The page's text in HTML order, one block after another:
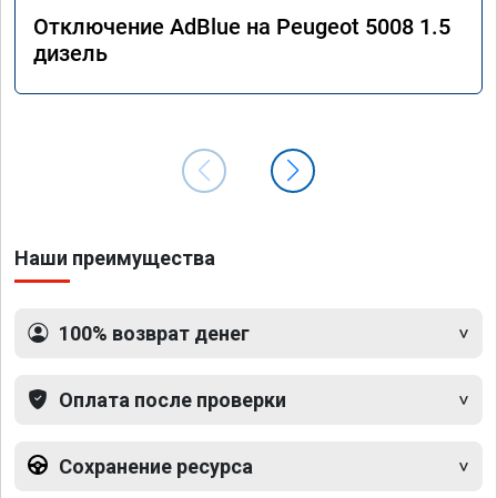
Отключение AdBlue на Peugeot 5008 1.5
дизель
Наши преимущества
100% возврат денег
Оплата после проверки
Сохранение ресурса